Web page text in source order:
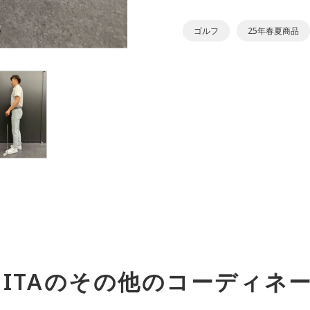
ゴルフ 25年春夏商品
のその他のコーディネ